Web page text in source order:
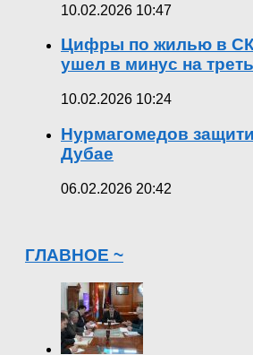
10.02.2026 10:47
Цифры по жилью в
ушел в минус на треть
10.02.2026 10:24
Нурмагомедов
Дубае
06.02.2026 20:42
ГЛАВНОЕ ~